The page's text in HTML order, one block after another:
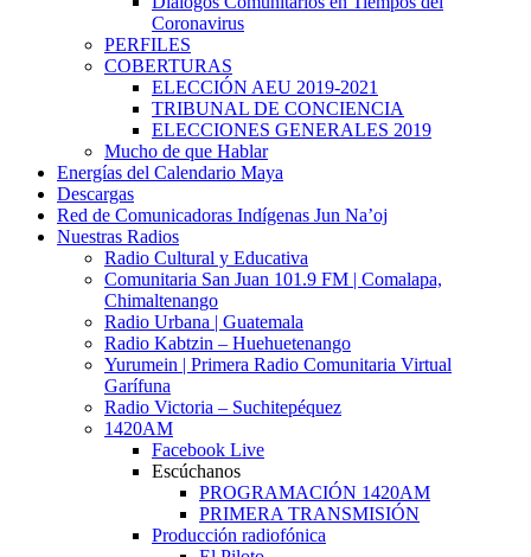
Coronavirus
PERFILES
COBERTURAS
ELECCIÓN AEU 2019-2021
TRIBUNAL DE CONCIENCIA
ELECCIONES GENERALES 2019
Mucho de que Hablar
Energías del Calendario Maya
Descargas
Red de Comunicadoras Indígenas Jun Na’oj
Nuestras Radios
Radio Cultural y Educativa
Comunitaria San Juan 101.9 FM | Comalapa,
Chimaltenango
Radio Urbana | Guatemala
Radio Kabtzin – Huehuetenango
Yurumein | Primera Radio Comunitaria Virtual
Garífuna
Radio Victoria – Suchitepéquez
1420AM
Facebook Live
Escúchanos
PROGRAMACIÓN 1420AM
PRIMERA TRANSMISIÓN
Producción radiofónica